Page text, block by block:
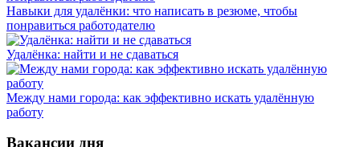
Навыки для удалёнки: что написать в резюме, чтобы
понравиться работодателю
Удалёнка: найти и не сдаваться
Между нами города: как эффективно искать удалённую
работу
Вакансии дня